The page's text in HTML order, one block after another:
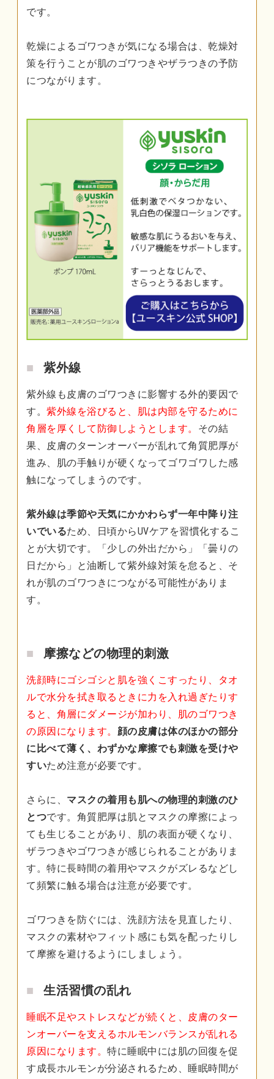
です。
乾燥によるゴワつきが気になる場合は、乾燥対
策を行うことが肌のゴワつきやザラつきの予防
につながります。
紫外線
紫外線も皮膚のゴワつきに影響する外的要因で
す。 紫外線を浴びると、肌は内部を守るために
角層を厚くして防御しようとします。 その結
果、皮膚のターンオーバーが乱れて角質肥厚が
進み、肌の手触りが硬くなってゴワゴワした感
触になってしまうのです。
紫外線は季節や天気にかかわらず一年中降り注
いでいるため、日頃からUVケアを習慣化するこ
とが大切です。「少しの外出だから」「曇りの
日だから」と油断して紫外線対策を怠ると、そ
れが肌のゴワつきにつながる可能性がありま
す。
摩擦などの物理的刺激
洗顔時にゴシゴシと肌を強くこすったり、タオ
ルで水分を拭き取るときに力を入れ過ぎたりす
ると、角層にダメージが加わり、肌のゴワつき
の原因になります。 顔の皮膚は体のほかの部分
に比べて薄く、わずかな摩擦でも刺激を受けや
すいため注意が必要です。
さらに、 マスクの着用も肌への物理的刺激のひ
とつです。角質肥厚は肌とマスクの摩擦によっ
ても生じることがあり、肌の表面が硬くなり、
ザラつきやゴワつきが感じられることがありま
す。特に長時間の着用やマスクがズレるなどし
て頻繁に触る場合は注意が必要です。
ゴワつきを防ぐには、洗顔方法を見直したり、
マスクの素材やフィット感にも気を配ったりし
て摩擦を避けるようにしましょう。
生活習慣の乱れ
睡眠不足やストレスなどが続くと、皮膚のター
ンオーバーを支えるホルモンバランスが乱れる
原因になります。 特に睡眠中には肌の回復を促
す成長ホルモンが分泌されるため、睡眠時間が